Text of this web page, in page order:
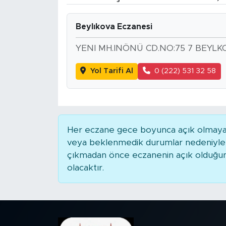
Beylıkova Eczanesi
YENI MH.INÖNÜ CD.NO:75 7
Yol Tarifi Al 0 (222) 531 32 58
Her eczane gece boyunca açık
veya beklenmedik durumlar
çıkmadan önce eczanenin açık
olacaktır.
BİLİM-TEKNOLOJİ
RÖPÖRTAJ
YAZARLAR
EKONOMİ